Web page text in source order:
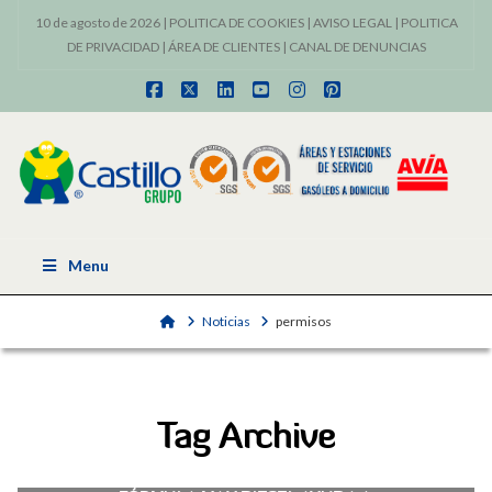
10 de agosto de 2026 | POLITICA DE COOKIES| AVISO LEGAL| POLITICA
DE PRIVACIDAD| ÁREA DE CLIENTES| CANAL DE DENUNCIAS
Facebook
X LinkedInYouTubeInstagram
Pinterest
Menu
HomeNoticias permisos
Tag Archive